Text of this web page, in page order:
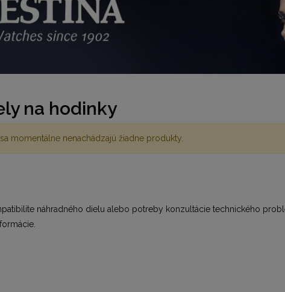
na hodinky
momentálne nenachádzajú žiadne produkty.
náhradného dielu alebo potreby konzultácie technického